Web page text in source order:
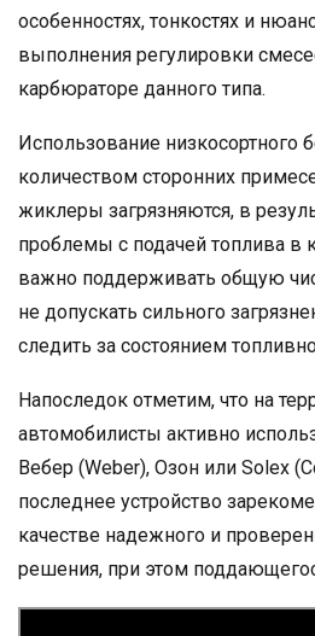
особенностях, тонкостях и
выполнения регулировки
карбюраторе данного типа.
Использование низкосортного
количеством сторонних
жиклеры загрязняются, в
проблемы с подачей топлива в
важно поддерживать общую
не допускать сильного
следить за состоянием
Напоследок отметим, что на
автомобилисты активно
Вебер (Wеber), Озон или Solex
последнее устройство
качестве надежного и
решения, при этом